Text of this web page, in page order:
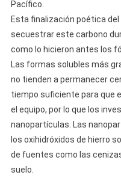
Pacífico.
Esta finalización poética
secuestrar este carbono
como lo hicieron antes los
Las formas solubles más
no tienden a permanecer
tiempo suficiente para que
el equipo, por lo que los
nanopartículas. Las
los oxihidróxidos de hierro
de fuentes como las
suelo.